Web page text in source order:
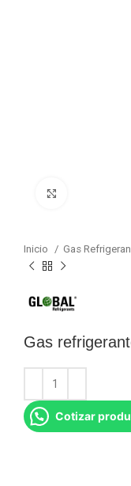
Inicio Gas
Gas
Cotizar